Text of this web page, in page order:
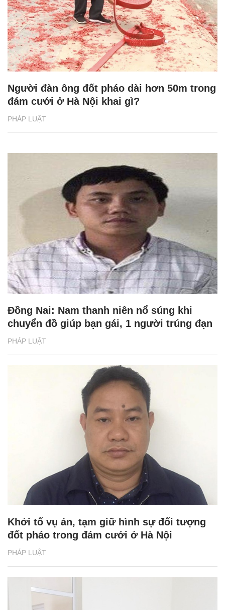
PHÁP LUẬT
Người đàn ông đốt pháo dài hơn 50m trong
đám cưới ở Hà Nội khai gì?
PHÁP LUẬT
Đồng Nai: Nam thanh niên nổ súng khi
chuyển đồ giúp bạn gái, 1 người trúng đạn
PHÁP LUẬT
Khởi tố vụ án, tạm giữ hình sự đối tượng
đốt pháo trong đám cưới ở Hà Nội